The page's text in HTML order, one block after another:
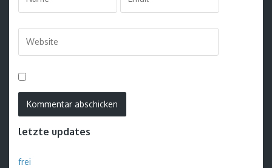
letzte updates
frei